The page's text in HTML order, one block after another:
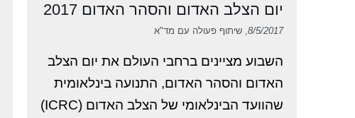
יום הצלב האדום והסהר האדום 2017
8/5/2017, שיתוף פעולה עם מד"א
השבוע מציינים ברחבי העולם את יום הצלב
האדום והסהר האדום, התנועה בינלאומית
שהוועד הבינלאומי של הצלב האדום (ICRC)